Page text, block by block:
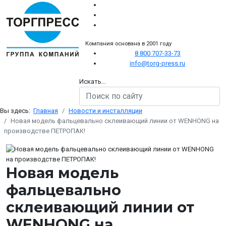
Компания основана в 2001 году
8 800 707-33-73
info@torg-press.ru
Искать...
Вы здесь: Главная
Новости и инсталляции
Новая модель фальцевально склеивающий линии от WENHONG на
производстве ПЕТРОПАК!
Новая модель
фальцевально
склеивающий линии от